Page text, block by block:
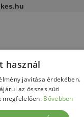
használ
javítása érdekében.
az összes süti
megfelelően. Bővebben